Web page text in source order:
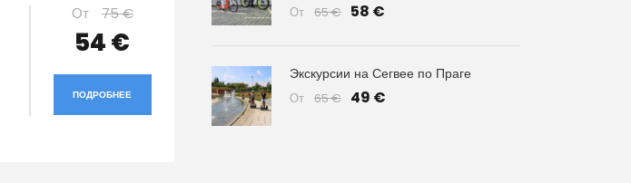
От 75 €
54 €
ПОДРОБНЕЕ
От 65 € 58 €
Экскурсии на Сегвее по Праге
От 65 € 49 €